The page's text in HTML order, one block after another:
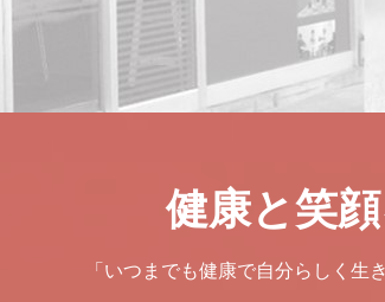
健康と笑
「いつまでも健康で自分らしく生